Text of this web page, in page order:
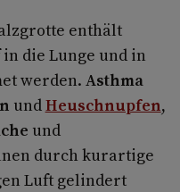
enthält
die Lunge und in
werden. Asthma
undHeuschnupfen,
und
durch kurartige
Luft gelindert